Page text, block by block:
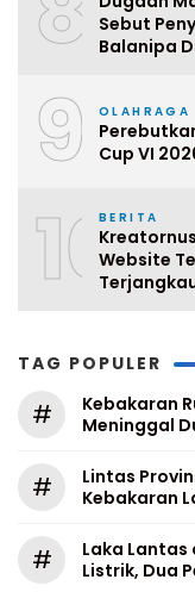
Sebut
Balanipa
9 OLAHRAGA
Cup VI
10BERITA
Website
TAG POPULER
#
Kebakaran
Meninggal
#
Lintas
Kebakaran
#
Laka Lantas
Listrik, Dua